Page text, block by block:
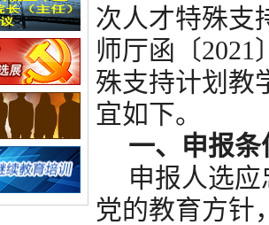
次人才特殊支
师厅函〔
殊支持计划教
宜如下。
一、申报条
申报人选
党的教育方针